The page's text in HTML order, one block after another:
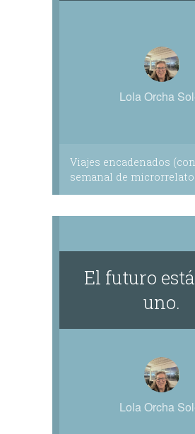
Lola Orcha
Viajes encadenados
semanal de
El futuro
uno.
Lola Orcha